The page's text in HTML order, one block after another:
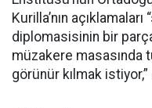
Kurilla’nın
diplomasisinin bir
müzakere
görünür kılmak istiyor,”